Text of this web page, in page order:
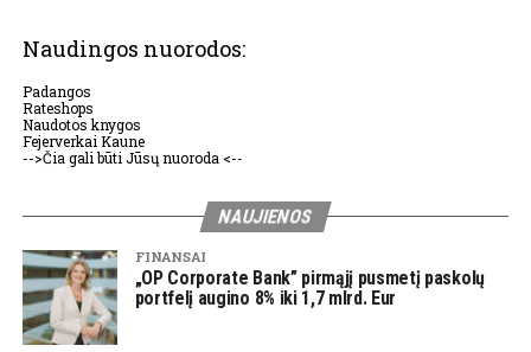
Naudingos nuorodos:
Padangos
Rateshops
Naudotos knygos
Fejerverkai Kaune
-->Čia gali būti Jūsų nuoroda <--
NAUJIENOS
FINANSAI
„OP Corporate Bank” pirmąjį pusmetį paskolų
portfelį augino 8% iki 1,7 mlrd. Eur